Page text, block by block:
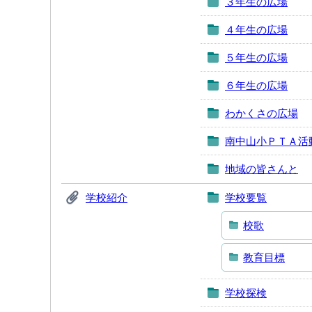
４年生の広場
５年生の広場
６年生の広場
わかくさの広場
南中山小ＰＴＡ活
地域の皆さんと
学校紹介 学校要覧
校歌
教育目標
学校探検